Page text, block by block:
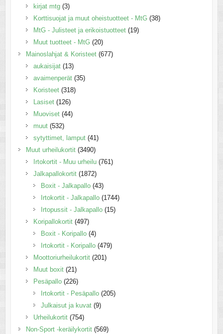
kirjat mtg (3)
Korttisuojat ja muut oheistuotteet - MtG (38)
MtG - Julisteet ja erikoistuotteet (19)
Muut tuotteet - MtG (20)
Mainoslahjat & Koristeet (677)
aukaisijat (13)
avaimenperät (35)
Koristeet (318)
Lasiset (126)
Muoviset (44)
muut (532)
sytyttimet, lamput (41)
Muut urheilukortit (3490)
Irtokortit - Muu urheilu (761)
Jalkapallokortit (1872)
Boxit - Jalkapallo (43)
Irtokortit - Jalkapallo (1744)
Irtopussit - Jalkapallo (15)
Koripallokortit (497)
Boxit - Koripallo (4)
Irtokortit - Koripallo (479)
Moottoriurheilukortit (201)
Muut boxit (21)
Pesäpallo (226)
Irtokortit - Pesäpallo (205)
Julkaisut ja kuvat (9)
Urheilukortit (754)
Non-Sport -keräilykortit (569)